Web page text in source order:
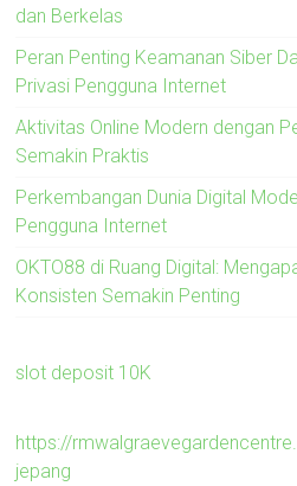
dan Berkelas
Peran Penting Keamanan Siber
Privasi Pengguna Internet
Aktivitas Online Modern dengan
Semakin Praktis
Perkembangan Dunia Digital
Pengguna Internet
OKTO88 di Ruang Digital:
Konsisten Semakin Penting
slot deposit 10K
https://
jepang